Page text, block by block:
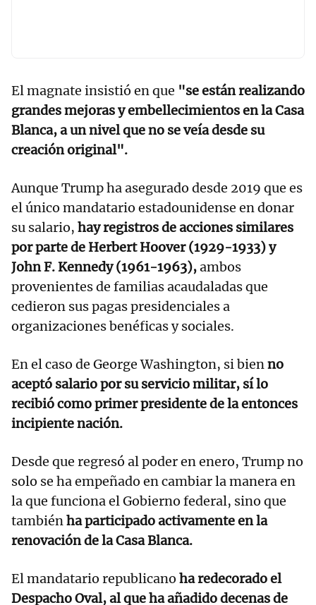
El magnate insistió en que "se están realizando
grandes mejoras y embellecimientos en la Casa
Blanca, a un nivel que no se veía desde su
creación original".
Aunque Trump ha asegurado desde 2019 que es
el único mandatario estadounidense en donar
su salario, hay registros de acciones similares
por parte de Herbert Hoover (1929-1933) y
John F. Kennedy (1961-1963),ambos
provenientes de familias acaudaladas que
cedieron sus pagas presidenciales a
organizaciones benéficas y sociales.
En el caso de George Washington, si bienno
aceptó salario por su servicio militar, sí lo
recibió como primer presidente de la entonces
incipiente nación.
Desde que regresó al poder en enero, Trump no
solo se ha empeñado en cambiar la manera en
la que funciona el Gobierno federal, sino que
tambiénha participado activamente en la
renovación de la Casa Blanca.
El mandatario republicano ha redecorado el
Despacho Oval, al que ha añadido decenas de